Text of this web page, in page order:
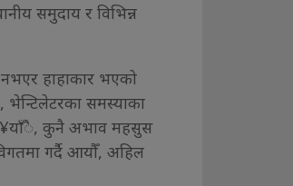
समुदाय र विभिन्न
हाहाकार भएको
समस्याका
ग¥याँै, कुनै अभाव महसुस
गर्दै आयौँ, अहिल